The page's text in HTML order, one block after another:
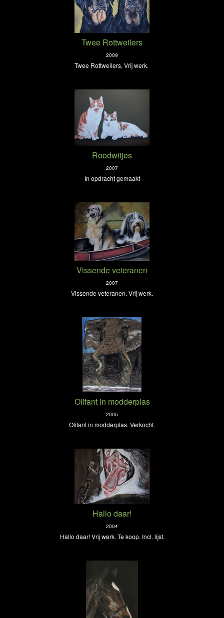
Twee Rottweilers
2009
Twee Rottweilers, Vrij werk.
Roodwitjes
2007
In opdracht gemaakt
Vissende veteranen
2007
Vissende veteranen. Vrij werk.
Olifant in modderplas
2005
Olifant in modderplas. Verkocht.
Hallo daar!
2004
Hallo daar! Vrij werk. Te koop. Incl. lijst.